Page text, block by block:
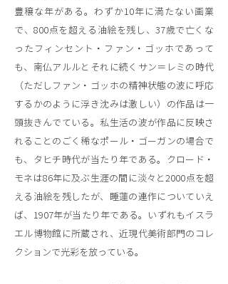
豊穣な年がある。わずか10年に満たない画業
で、800点を超える油絵を残し、37歳で亡くな
ったフィンセント・ファン・ゴッホであって
も、南仏アルルとそれに続くサン＝レミの時代
（ただしファン・ゴッホの精神状態の波に呼応
するかのように浮き沈みは激しい）の作品は一
頭抜きんでている。私生活の波が作品に反映さ
れることのごく稀なポール・ゴーガンの場合で
も、タヒチ時代が当たり年である。クロード・
モネは86年に及ぶ生涯の間に淡々と2000点を超
える油絵を残したが、睡蓮の連作についていえ
ば、1907年が当たり年である。いずれもイスラ
エル博物館に所蔵され、近現代美術部門のコレ
クションで光彩を放っている。